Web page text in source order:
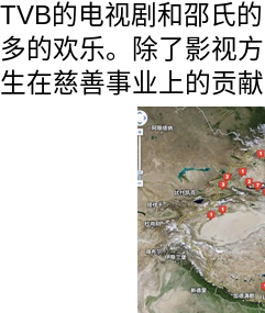
TVB的电视剧和邵氏
多的欢乐。除了影视
生在慈善事业上的贡献